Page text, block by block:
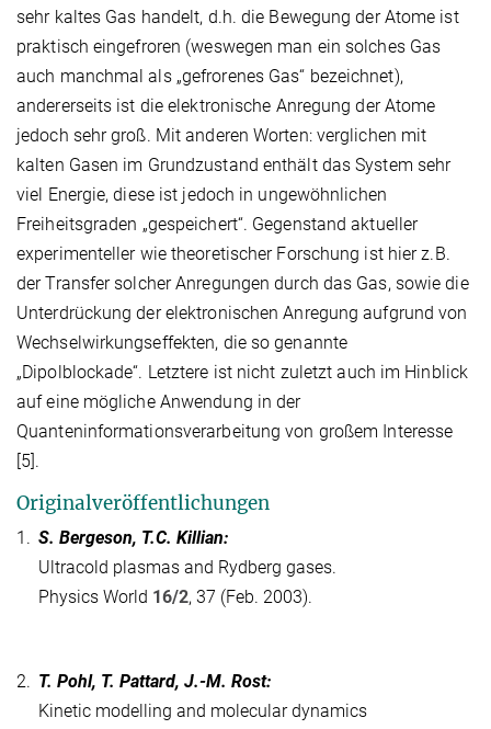
sehr kaltes Gas handelt, d.h. die Bewegung der Atome ist
praktisch eingefroren (weswegen man ein solches Gas
auch manchmal als „gefrorenes Gas“ bezeichnet),
andererseits ist die elektronische Anregung der Atome
jedoch sehr groß. Mit anderen Worten: verglichen mit
kalten Gasen im Grundzustand enthält das System sehr
viel Energie, diese ist jedoch in ungewöhnlichen
Freiheitsgraden „gespeichert“. Gegenstand aktueller
experimenteller wie theoretischer Forschung ist hier z.B.
der Transfer solcher Anregungen durch das Gas, sowie die
Unterdrückung der elektronischen Anregung aufgrund von
Wechselwirkungseffekten, die so genannte
„Dipolblockade“. Letztere ist nicht zuletzt auch im Hinblick
auf eine mögliche Anwendung in der
Quanteninformationsverarbeitung von großem Interesse
[5].
Originalveröffentlichungen
1. S. Bergeson, T.C. Killian:
Ultracold plasmas and Rydberg gases.
Physics World 16/2, 37 (Feb. 2003).
2. T. Pohl, T. Pattard, J.-M. Rost:
Kinetic modelling and molecular dynamics